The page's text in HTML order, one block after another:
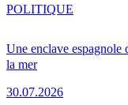
Une enclave espagnole
la mer
30.07.2026
POLITIQUE